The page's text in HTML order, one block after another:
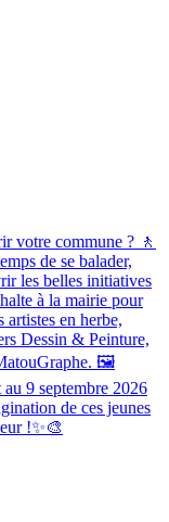
votre commune ? 🚶
de se balader,
les belles initiatives
à la mairie pour
en herbe,
Dessin & Peinture,
🖼️
9 septembre 2026
de ces jeunes
!✨🎨